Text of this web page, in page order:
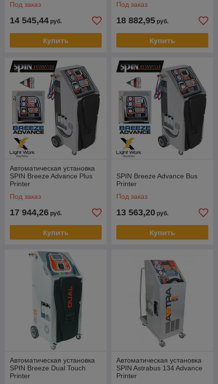
Под заказ
14 545,44 руб.
Купить
принтер
Под заказ
18 882,95 руб.
Купить
Автоматическая установка
SPIN Breeze Advance Plus
Printer
Под заказ
17 944,26 руб.
Купить
SPIN Breeze Advance Bus
Printer
Под заказ
13 563,20 руб.
Купить
Автоматическая установка
SPIN Breeze Dual Touch
Printer
Автоматическая установка
SPIN Astrabus 134 Advance
Printer